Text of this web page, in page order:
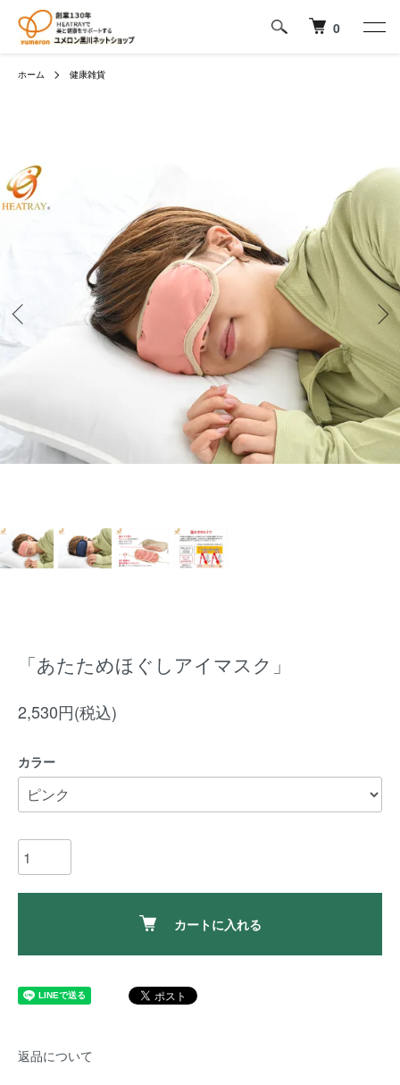
0
ホーム 健康雑貨
「あたためほぐしアイマスク」
2,530円(税込)
カラー
カートに入れる
返品について